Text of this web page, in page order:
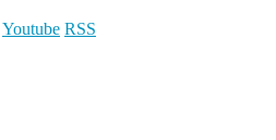
Youtube RSS